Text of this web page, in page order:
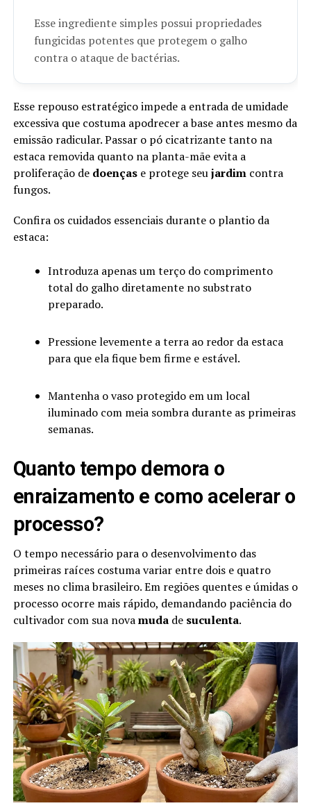
Esse ingrediente simples possui propriedades
fungicidas potentes que protegem o galho
contra o ataque de bactérias.
Esse repouso estratégico impede a entrada de umidade
excessiva que costuma apodrecer a base antes mesmo da
emissão radicular. Passar o pó cicatrizante tanto na
estaca removida quanto na planta-mãe evita a
proliferação de doençase protege seujardimcontra
fungos.
Confira os cuidados essenciais durante o plantio da
estaca:
Introduza apenas um terço do comprimento
total do galho diretamente no substrato
preparado.
Pressione levemente a terra ao redor da estaca
para que ela fique bem firme e estável.
Mantenha o vaso protegido em um local
iluminado com meia sombra durante as primeiras
semanas.
Quanto tempo demora o
enraizamento e como acelerar o
processo?
O tempo necessário para o desenvolvimento das
primeiras raíces costuma variar entre dois e quatro
meses no clima brasileiro. Em regiões quentes e úmidas o
processo ocorre mais rápido, demandando paciência do
cultivador com sua novamudade suculenta.